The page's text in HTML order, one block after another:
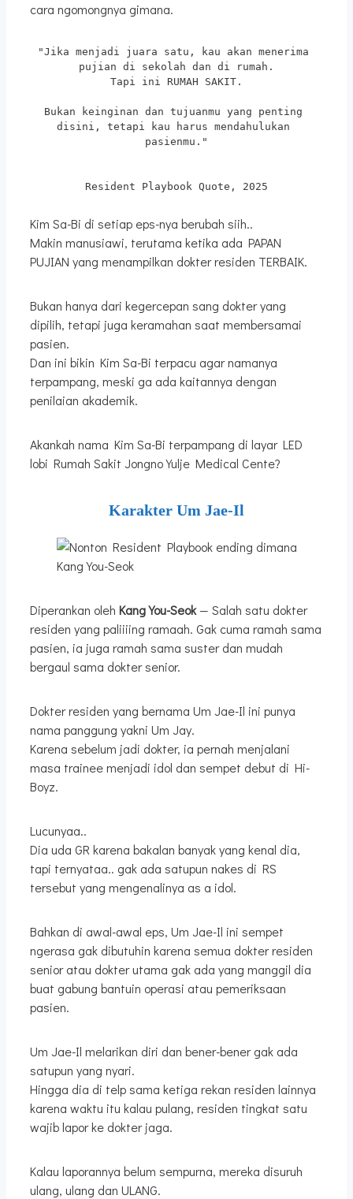
cara ngomongnya gimana.
"Jika menjadi juara satu, kau akan menerima
pujian di sekolah dan di rumah.
Tapi ini RUMAH SAKIT.
Bukan keinginan dan tujuanmu yang penting
disini, tetapi kau harus mendahulukan
pasienmu."
Resident Playbook Quote, 2025
Kim Sa-Bi di setiap eps-nya berubah siih..
Makin manusiawi, terutama ketika ada PAPAN
PUJIAN yang menampilkan dokter residen TERBAIK.
Bukan hanya dari kegercepan sang dokter yang
dipilih, tetapi juga keramahan saat membersamai
pasien.
Dan ini bikin Kim Sa-Bi terpacu agar namanya
terpampang, meski ga ada kaitannya dengan
penilaian akademik.
Akankah nama Kim Sa-Bi terpampang di layar LED
lobi Rumah Sakit Jongno Yulje Medical Cente?
Karakter Um Jae-Il
Kang You-Seok
Diperankan oleh Kang You-Seok— Salah satu dokter
residen yang paliiiing ramaah. Gak cuma ramah sama
pasien, ia juga ramah sama suster dan mudah
bergaul sama dokter senior.
Dokter residen yang bernama Um Jae-Il ini punya
nama panggung yakni Um Jay.
Karena sebelum jadi dokter, ia pernah menjalani
masa trainee menjadi idol dan sempet debut di Hi-
Boyz.
Lucunyaa..
Dia uda GR karena bakalan banyak yang kenal dia,
tapi ternyataa.. gak ada satupun nakes di RS
tersebut yang mengenalinya as a idol.
Bahkan di awal-awal eps, Um Jae-Il ini sempet
ngerasa gak dibutuhin karena semua dokter residen
senior atau dokter utama gak ada yang manggil dia
buat gabung bantuin operasi atau pemeriksaan
pasien.
Um Jae-Il melarikan diri dan bener-bener gak ada
satupun yang nyari.
Hingga dia di telp sama ketiga rekan residen lainnya
karena waktu itu kalau pulang, residen tingkat satu
wajib lapor ke dokter jaga.
Kalau laporannya belum sempurna, mereka disuruh
ulang, ulang dan ULANG.